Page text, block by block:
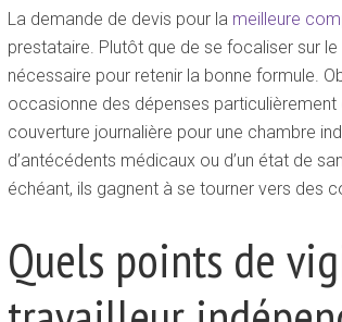
La demande de devis pour la meilleure
prestataire. Plutôt que de se focaliser sur
nécessaire pour retenir la bonne formule.
occasionne des dépenses
couverture journalière pour une chambre
d’antécédents médicaux ou d’un état de
échéant, ils gagnent à se tourner vers des
Quels points de